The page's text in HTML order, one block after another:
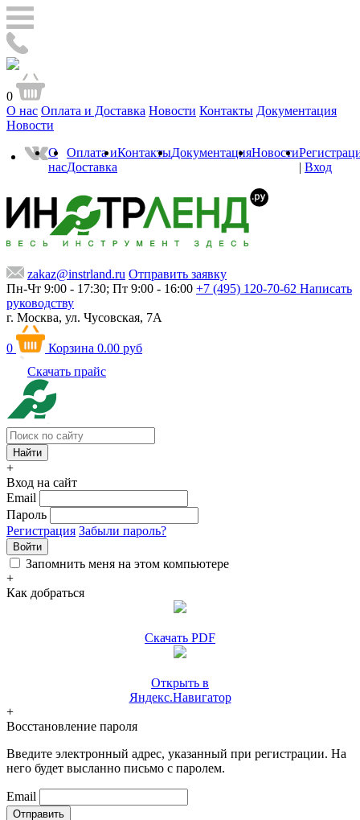
0
О нас Оплата и Доставка Новости Контакты Документация
Новости
О
нас
Оплата и
Доставка
КонтактыДокументацияНовости
| Вход
zakaz@instrland.ru Отправить заявку
Пн-Чт 9:00 - 17:30; Пт 9:00 - 16:00 +7 (495) 120-70-62 Написать
руководству
г. Москва, ул. Чусовская, 7А
0 Корзина 0.00 руб
Скачать прайс
+
Вход на сайт
Email
Пароль
Регистрация Забыли пароль?
Войти
Запомнить меня на этом компьютере
+
Как добраться
Скачать PDF
Открыть в
Яндекс.Навигатор
+
Восстановление пароля
Введите электронный адрес, указанный при регистрации. На
него будет высланно письмо с паролем.
Email